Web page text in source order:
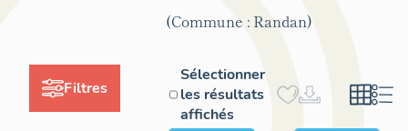
Filtres
(Commune : Randan)
Sélectionner
les résultats
affichés